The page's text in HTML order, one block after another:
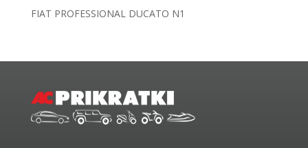
FIAT PROFESSIONAL DUCATO N1